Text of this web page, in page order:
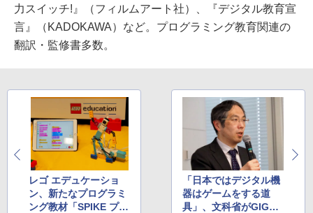
力スイッチ!』（フィルムアート社）、『デジタル教育宣
言』（KADOKAWA）など。プログラミング教育関連の
翻訳・監修書多数。
レゴ エデュケーショ
ン、新たなプログラミ
ング教材「SPIKE プラ
「日本ではデジタル機
器はゲームをする道
具」、文科省がGIGA